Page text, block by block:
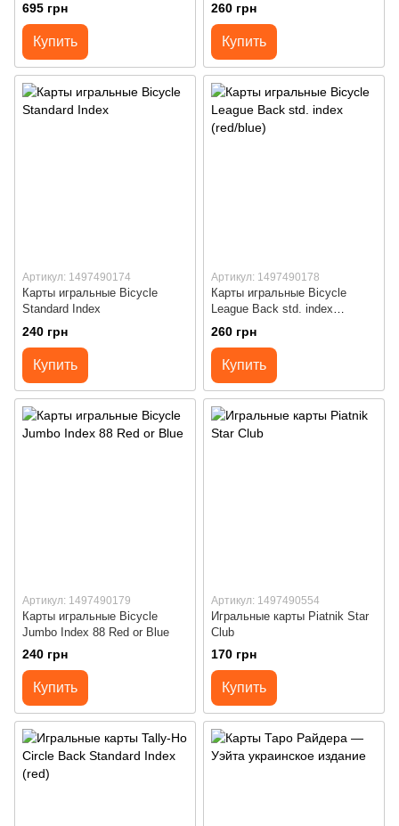
695 грн
Купить
260 грн
Купить
Артикул: 1497490174
Карты игральные Bicycle
Standard Index
240 грн
Купить
Артикул: 1497490178
Карты игральные Bicycle
League Back std. index
(red/blue)
260 грн
Купить
Артикул: 1497490179
Карты игральные Bicycle
Jumbo Index 88 Red or Blue
240 грн
Купить
Артикул: 1497490554
Игральные карты Piatnik Star
Club
170 грн
Купить